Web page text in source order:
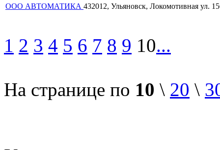
ООО АВТОМАТИКА 432012, Ульяновск, Локомотивная ул.
1 2 3 4 5 6 7 8 9 10...
На странице по 10 \ 20 \